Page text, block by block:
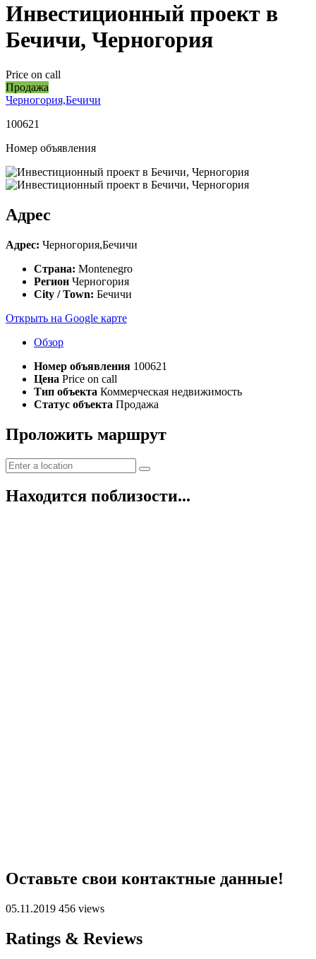
Инвестиционный проект в
Бечичи, Черногория
Price on call
Продажа
Черногория,Бечичи
100621
Номер объявления
Адрес
Адрес: Черногория,Бечичи
Страна: Montenegro
Регион Черногория
City / Town: Бечичи
Открыть на Google карте
Обзор
Номер объявления 100621
Цена Price on call
Тип объекта Коммерческая недвижимость
Статус объекта Продажа
Проложить маршрут
Находится поблизости...
Оставьте свои контактные данные!
05.11.2019 456 views
Ratings & Reviews